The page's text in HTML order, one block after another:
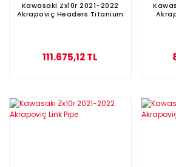
Kawasaki Zx10r 2021-2022
Akrapoviç Headers Titanium
111.675,12 TL